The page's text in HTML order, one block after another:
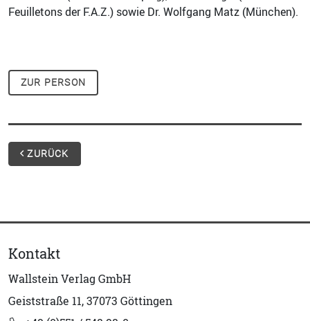
Feuilletons der F.A.Z.) sowie Dr. Wolfgang Matz (München).
ZUR PERSON
ZURÜCK
Kontakt
Wallstein Verlag GmbH
Geiststraße 11, 37073 Göttingen